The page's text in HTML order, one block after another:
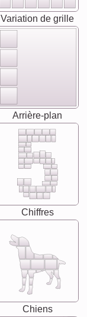
Variation de grille
Arrière-plan
Chiffres
Chiens